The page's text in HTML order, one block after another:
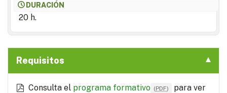
DURACIÓN
20 h.
Requisitos
Consulta el programa formativo (PDF)
para ver